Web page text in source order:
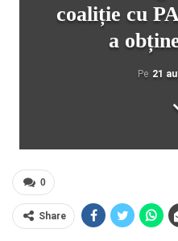
coaliție cu
a
Pe 21
0
Share